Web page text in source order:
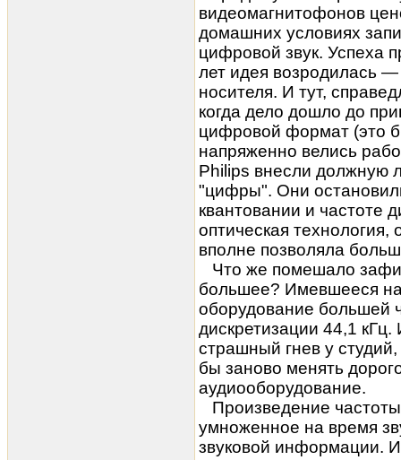
видеомагнитофонов
домашних условиях
цифровой звук. Успеха
лет идея возродилась —
носителя. И тут,
когда дело дошло до
цифровой формат (это
напряженно велись
Philips внесли должную
"цифры". Они
квантовании и частоте
оптическая
вполне позволяла
Что же помешало
большее? Имевшееся
оборудование большей
дискретизации 44,1
страшный гнев у
бы заново менять
аудиооборудование.
Произведение
умноженное на время
звуковой информации.